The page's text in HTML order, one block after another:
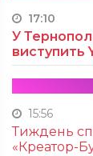
17:10
У
виступить
15:56
Тиждень
«Креатор-